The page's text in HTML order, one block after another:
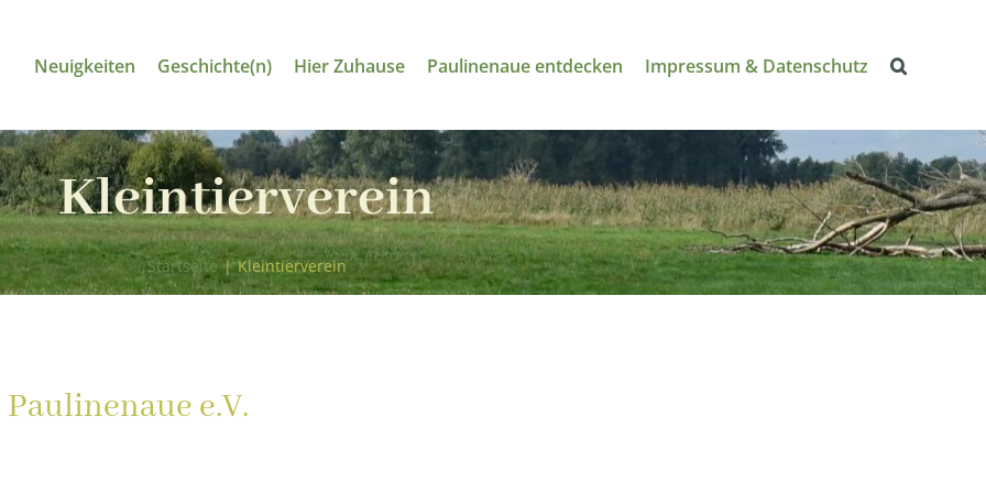
Neuigkeiten Geschichte(n) Hier Zuhause Paulinenaue entdecken Impressum & Datenschutz
Kleintierverein
Startseite | Kleintierverein
e.V.